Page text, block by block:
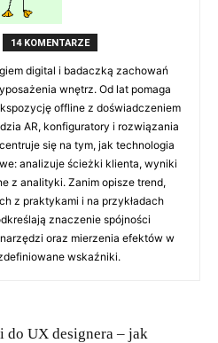
14 KOMENTARZE
digital i badaczką zachowań
wnętrz. Od lat pomaga
offline z doświadczeniem
AR, konfiguratory i rozwiązania
się na tym, jak technologia
analizuje ścieżki klienta, wyniki
z analityki. Zanim opisze trend,
z praktykami i na przykładach
znaczenie spójności
oraz mierzenia efektów w
wskaźniki.
do UX designera – jak